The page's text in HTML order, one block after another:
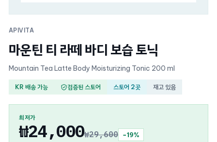
APIVITA
마운틴 티 라떼 바디 보습 토닉
Mountain Tea Latte Body Moisturizing Tonic 200 ml
KR 배송 가능 검증된 스토어 스토어 2곳 재고 있음
최저가
₩24,000₩29,600
−19%